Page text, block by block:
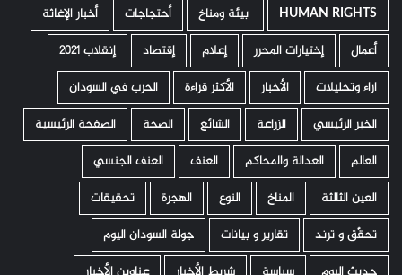
HUMAN RIGHTS ­ بيئة ومناخ أحتجاجات
أخبار الإغاثة
أعمال
إختيارات المحرر إعلام إقتصاد
إنقلاب 2021
اراء وتحليلات
الأخبار الأكثر قراءة
الحرب في السودان
الخبر الرئيسي
الزراعة الشائع الصحة
الصفحة الرئيسية
العالم
العدالة والمحاكم العنف
العنف الجنسي
العين الثالثة
المناخ النوع الهجرة
تحقيقات
تحقّق و ترند
تقارير و بيانات
جولة السودان اليوم